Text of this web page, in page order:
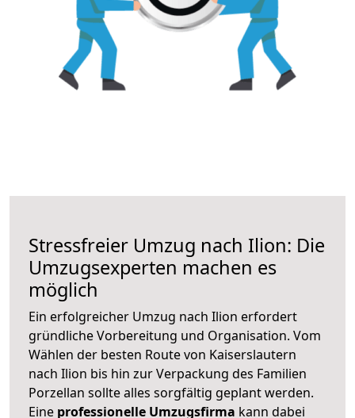
Stressfreier Umzug nach Ilion: Die
Umzugsexperten machen es
möglich
Ein erfolgreicher Umzug nach Ilion erfordert
gründliche Vorbereitung und Organisation. Vom
Wählen der besten Route von Kaiserslautern
nach Ilion bis hin zur Verpackung des Familien
Porzellan sollte alles sorgfältig geplant werden.
Eine professionelle Umzugsfirma kann dabei